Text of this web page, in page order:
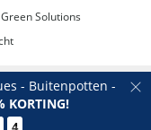
- Buitenpotten -
KORTING!
3
Green Solutions